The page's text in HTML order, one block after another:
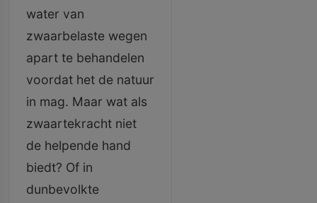
water van
zwaarbelaste wegen
apart te behandelen
voordat het de natuur
in mag. Maar wat als
zwaartekracht niet
de helpende hand
biedt? Of in
dunbevolkte